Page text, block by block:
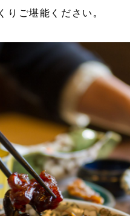
りご堪能ください。